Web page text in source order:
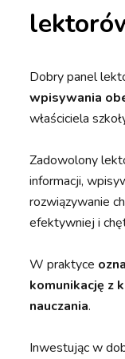
Dobry panel
wpisywania
właściciela
Zadowolony
informacji,
rozwiązywanie
efektywniej i
W praktyce
komunikację z
nauczania.
Inwestując w